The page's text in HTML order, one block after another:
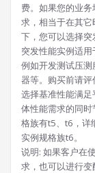
费。如果您的业
求，相当于在其
下，您可以选择突
突发性能实例适
例如开发测试压
器等。购买前请
选择基准性能满
体性能需求的同
格族有t5、t6，详
实例规格族t6。
说明: 如果客户在
求，也可以进行变